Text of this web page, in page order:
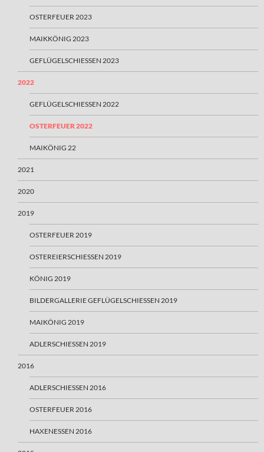
OSTERFEUER 2023
MAIKKÖNIG 2023
GEFLÜGELSCHIESSEN 2023
2022
GEFLÜGELSCHIESSEN 2022
OSTERFEUER 2022
MAIKÖNIG 22
2021
2020
2019
OSTERFEUER 2019
OSTEREIERSCHIESSEN 2019
KÖNIG 2019
BILDERGALLERIE GEFLÜGELSCHIESSEN 2019
MAIKÖNIG 2019
ADLERSCHIESSEN 2019
2016
ADLERSCHIESSEN 2016
OSTERFEUER 2016
HAXENESSEN 2016